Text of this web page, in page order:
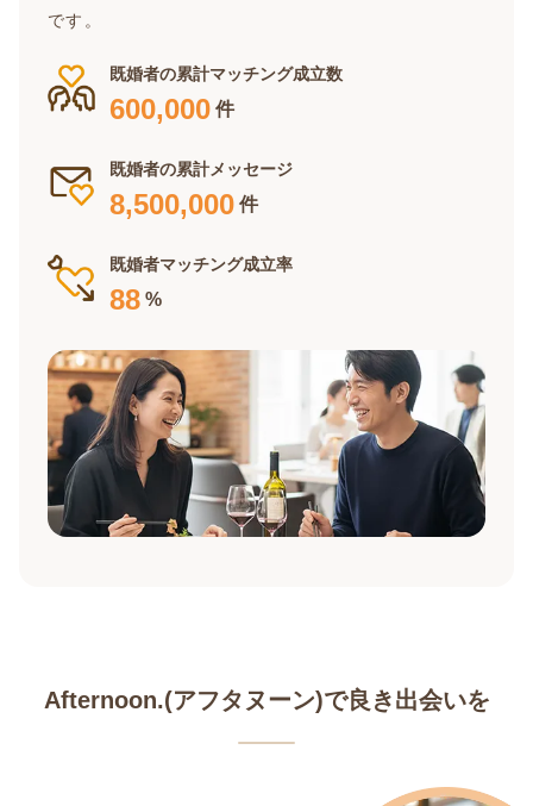
です。
既婚者の累計マッチング成立数
600,000 件
既婚者の累計メッセージ
8,500,000 件
既婚者マッチング成立率
88 %
Afternoon.(アフタヌーン)で良き出会いを